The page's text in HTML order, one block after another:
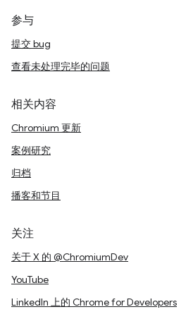
参与
提交 bug
查看未处理完毕的问题
相关内容
Chromium 更新
案例研究
归档
播客和节目
关注
关于 X 的 @ChromiumDev
YouTube
LinkedIn 上的 Chrome for Developers